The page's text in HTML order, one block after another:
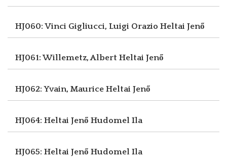
HJ060: Vinci Gigliucci, Luigi Orazio Heltai Jenő
HJ061: Willemetz, Albert Heltai Jenő
HJ062: Yvain, Maurice Heltai Jenő
HJ064: Heltai Jenő Hudomel Ila
HJ065: Heltai Jenő Hudomel Ila